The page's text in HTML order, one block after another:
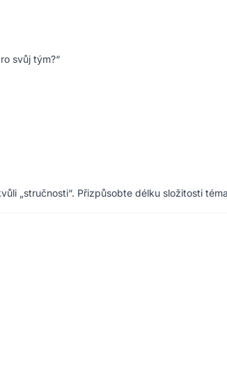
svůj tým?“
„stručnosti“. Přizpůsobte délku složitosti